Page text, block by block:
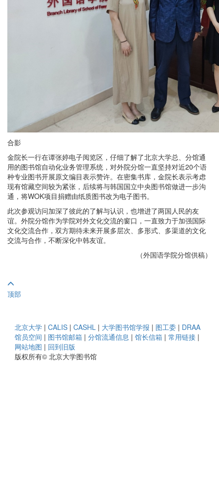
合影
金院长一行在谭张婷电子阅览区，仔细了解了北京大学总、分馆通
用的图书馆自动化业务管理系统，对外院分馆一直坚持对近20个语
种专业图书开展原文编目表示赞许。在密集书库，金院长表示考虑
现有馆藏空间较为紧张，后续将与韩国国立中央图书馆做进一步沟
通，将WOK项目捐赠由纸质图书改为电子图书。
此次参观访问加深了彼此的了解与认识，也增进了两国人民的友
谊。外院分馆作为学院对外文化交流的窗口，一直致力于加强国际
文化交流合作，双方期待未来开展多层次、多形式、多渠道的文化
交流与合作，不断深化中韩友谊。
（外国语学院分馆供稿）
顶部
北京大学 | CALIS | CASHL | 大学图书馆学报 | 图工委 | DRAA
馆员空间 | 图书馆邮箱 | 分馆流通信息 | 馆长信箱 | 常用链接 |
网站地图 | 回到旧版
版权所有© 北京大学图书馆